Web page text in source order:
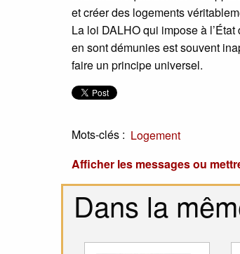
et créer des logements
La loi DALHO qui impose à
en sont démunies est souvent
faire un principe universel.
Mots-clés : Logement
Afficher les messages ou
Dans la